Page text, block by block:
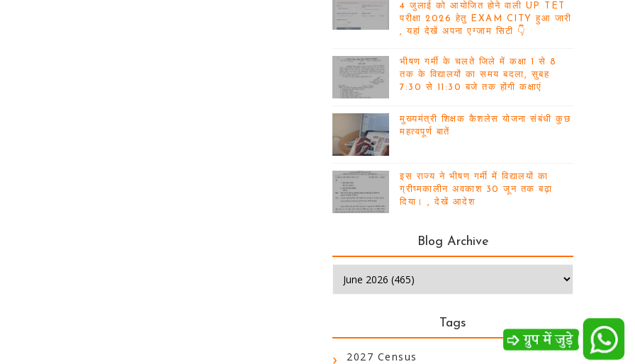
4 जुलाई को आयोजित होने वाली UP TET
परीक्षा 2026 हेतु EXAM CITY हुआ जारी
, यहां देखें अपना एग्जाम सिटी 👇
भीषण गर्मी के चलते जिले में कक्षा 1 से 8
तक के विद्यालयों का समय बदला, सुबह
7:30 से 11:30 बजे तक होंगी कक्षाएं
मुख्यमंत्री शिक्षक कैशलेस योजना संबंधी कुछ
महत्वपूर्ण बातें
इस राज्य ने भीषण गर्मी में विद्यालयों का
ग्रीष्मकालीन अवकाश 30 जून तक बढ़ा
दिया। , देखें आदेश
Blog Archive
Tags
2027 Census